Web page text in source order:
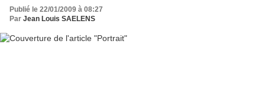
Publié le 22/01/2009 à 08:27
Par Jean Louis SAELENS